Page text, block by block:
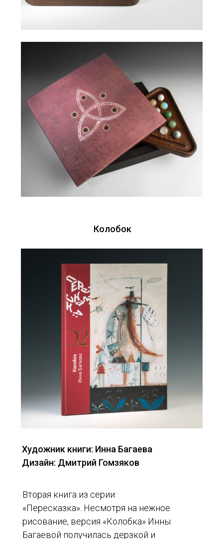
Колобок
Художник книги: Инна Багаева
Дизайн: Дмитрий Гомзяков
Вторая книга из серии
«Пересказка». Несмотря на нежное
рисование, версия «Колобка» Инны
Багаевой получилась дерзкой и